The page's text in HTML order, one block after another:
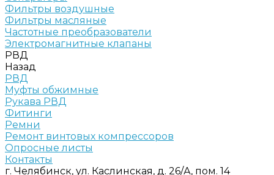
Фильтры воздушные
Фильтры масляные
Частотные преобразователи
Электромагнитные клапаны
РВД
Назад
РВД
Муфты обжимные
Рукава РВД
Фитинги
Ремни
Ремонт винтовых компрессоров
Опросные листы
Контакты
г. Челябинск, ул. Каслинская, д. 26/А, пом. 14